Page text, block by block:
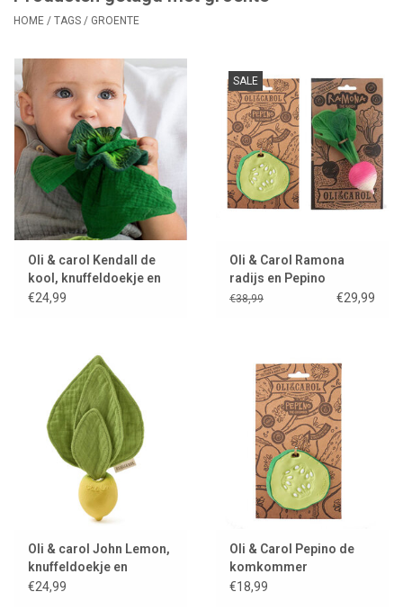
info
Lookbooks
Merken
HOME / TAGS / GROENTE
Oli & carol Kendall de
kool, knuffeldoekje en
bijtspeeltje
€24,99
SALE
Oli & Carol Ramona
radijs en Pepino
komkommer set
€38,99 €29,99
Oli & carol John Lemon,
knuffeldoekje en
bijtspeeltje
€24,99
Oli & Carol Pepino de
komkommer
€18,99